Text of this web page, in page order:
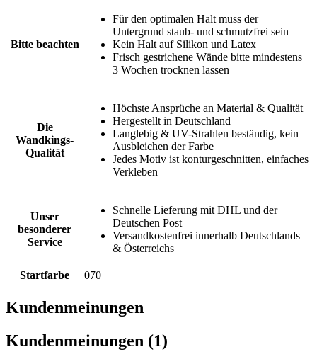
Bitte beachten
Für den optimalen Halt muss der
Untergrund staub- und schmutzfrei sein
Kein Halt auf Silikon und Latex
Frisch gestrichene Wände bitte mindestens
3 Wochen trocknen lassen
Die
Wandkings-
Qualität
Höchste Ansprüche an Material & Qualität
Hergestellt in Deutschland
Langlebig & UV-Strahlen beständig, kein
Ausbleichen der Farbe
Jedes Motiv ist konturgeschnitten, einfaches
Verkleben
Unser
besonderer
Service
Schnelle Lieferung mit DHL und der
Deutschen Post
Versandkostenfrei innerhalb Deutschlands
& Österreichs
Startfarbe 070
Kundenmeinungen
Kundenmeinungen (1)